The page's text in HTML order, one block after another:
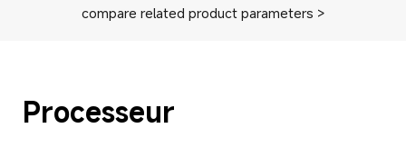
compare related product parameters >
Processeur